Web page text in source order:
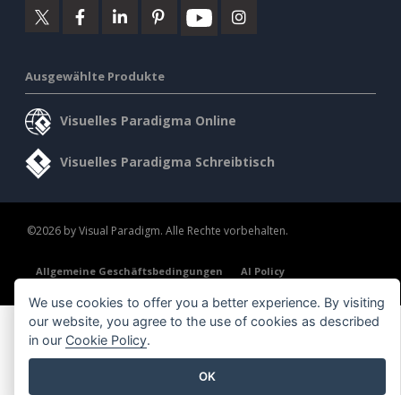
Ausgewählte Produkte
Visuelles Paradigma Online
Visuelles Paradigma Schreibtisch
©2026 by Visual Paradigm. Alle Rechte vorbehalten.
Allgemeine Geschäftsbedingungen
AI Policy
We use cookies to offer you a better experience. By visiting
our website, you agree to the use of cookies as described
in our Cookie Policy.
OK